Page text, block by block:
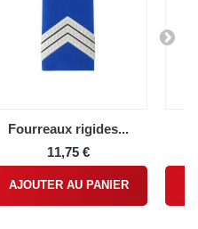
Fourreaux rigides...
11,75 €
AJOUTER AU PANIER